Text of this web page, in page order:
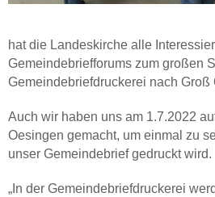
hat die Landeskirche alle
Gemeindebriefforums zum großen
Gemeindebriefdruckerei nach
Auch wir haben uns am 1.7.2022
Oesingen gemacht, um einmal zu
unser Gemeindebrief gedruckt wird.
„In der Gemeindebriefdruckerei